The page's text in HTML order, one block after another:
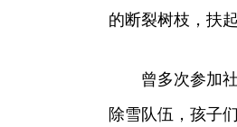
的断裂树枝，扶
曾多次参加
除雪队伍，孩子